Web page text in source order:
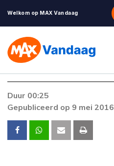
Welkom op MAX Vandaag
Duur 00:25
Gepubliceerd op 9 mei 2016